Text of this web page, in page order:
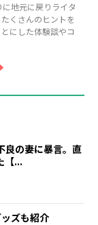
地元に戻りライタ
くさんのヒントを
にした体験談やコ
良の妻に暴言。直
【...
ズも紹介